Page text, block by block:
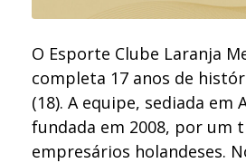
O Esporte Clube Laranja
completa 17 anos de
(18). A equipe, sediada em
fundada em 2008, por um
empresários holandeses.